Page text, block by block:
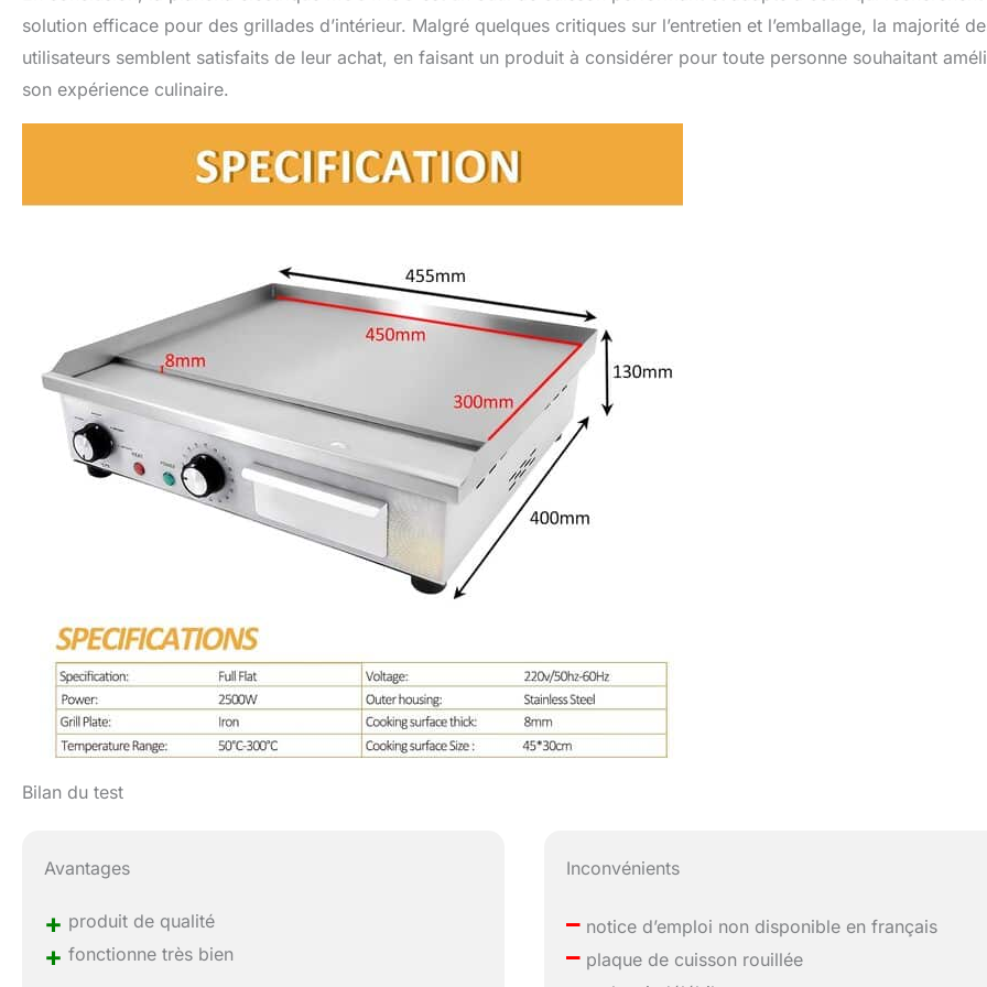
solution efficace pour des grillades d’intérieur. Malgré quelques critiques sur l’entretien et l’emballage, la majorité
utilisateurs semblent satisfaits de leur achat, en faisant un produit à considérer pour toute personne souhaitant
son expérience culinaire.
Bilan du test
Avantages
+ produit de qualité
+ fonctionne très bien
Inconvénients
– notice d’emploi non disponible en français
– plaque de cuisson rouillée